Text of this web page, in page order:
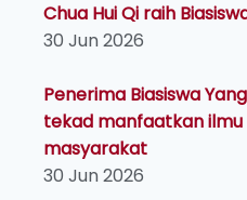
Chua Hui Qi raih
30 Jun 2026
Penerima Biasiswa
tekad manfaatkan
masyarakat
30 Jun 2026